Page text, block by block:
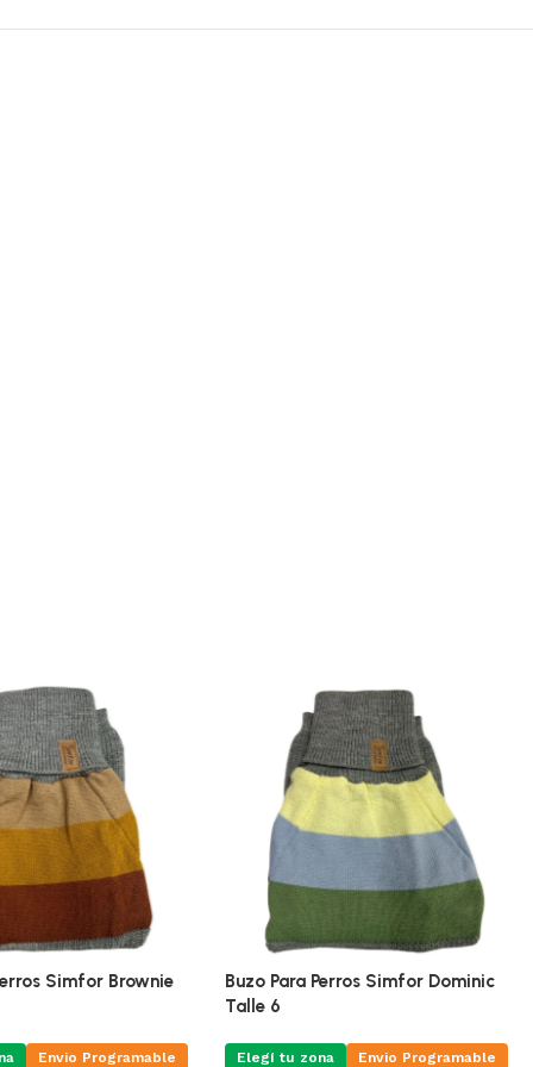
Simfor Brownie
Envio Programable
Buzo Para Perros Simfor Dominic
Talle 6
Elegí tu zona Envio Programable